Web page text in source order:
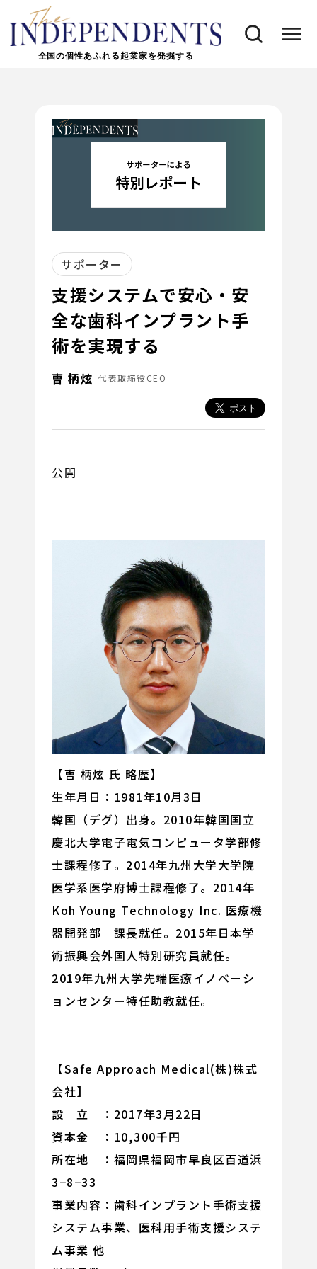
全国の個性あふれる起業家を発掘する
サポーター
支援システムで安心・安
全な歯科インプラント手
術を実現する
曺 柄炫 代表取締役CEO
公開
【曺 柄炫 氏 略歴】
生年月日：1981年10月3日
韓国（デグ）出身。2010年韓国国立
慶北大学電子電気コンピュータ学部修
士課程修了。2014年九州大学大学院
医学系医学府博士課程修了。2014年
Koh Young Technology Inc. 医療機
器開発部 課長就任。2015年日本学
術振興会外国人特別研究員就任。
2019年九州大学先端医療イノベーシ
ョンセンター特任助教就任。
【Safe Approach Medical(株)株式
会社】
設 立 ：2017年3月22日
資本金 ：10,300千円
所在地 ：福岡県福岡市早良区百道浜
3−8−33
事業内容：歯科インプラント手術支援
システム事業、医科用手術支援システ
ム事業 他